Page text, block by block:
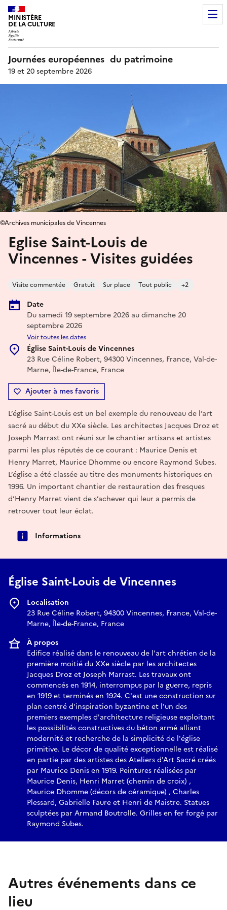
MINISTÈRE
DE LA CULTURE
Journées européennes du patrimoine
19 et 20 septembre 2026
Eglise Saint-Louis de
Vincennes - Visites guidées
Visite commentée Gratuit Sur place Tout public +2
Date
Du samedi 19 septembre 2026 au dimanche 20
septembre 2026
Voir toutes les dates
Église Saint-Louis de Vincennes
23 Rue Céline Robert, 94300 Vincennes, France, Val-de-
Marne, Île-de-France, France
Ajouter à mes favoris
©Archives municipales de Vincennes
L’église Saint-Louis est un bel exemple du renouveau de l’art
sacré au début du XXe siècle. Les architectes Jacques Droz et
Joseph Marrast ont réuni sur le chantier artisans et artistes
parmi les plus réputés de ce courant : Maurice Denis et
Henry Marret, Maurice Dhomme ou encore Raymond Subes.
L’église a été classée au titre des monuments historiques en
1996. Un important chantier de restauration des fresques
d’Henry Marret vient de s’achever qui leur a permis de
retrouver tout leur éclat.
Informations
Église Saint-Louis de Vincennes
Localisation
23 Rue Céline Robert, 94300 Vincennes, France, Val-de-
Marne, Île-de-France, France
À propos
Edifice réalisé dans le renouveau de l'art chrétien de la
première moitié du XXe siècle par les architectes
Jacques Droz et Joseph Marrast. Les travaux ont
commencés en 1914, interrompus par la guerre, repris
en 1919 et terminés en 1924. C'est une construction sur
plan centré d'inspiration byzantine et l'un des
premiers exemples d'architecture religieuse exploitant
les possibilités constructives du béton armé alliant
modernité et recherche de la simplicité de l'église
primitive. Le décor de qualité exceptionnelle est réalisé
en partie par des artistes des Ateliers d'Art Sacré créés
par Maurice Denis en 1919. Peintures réalisées par
Maurice Denis, Henri Marret (chemin de croix) ,
Maurice Dhomme (décors de céramique) , Charles
Plessard, Gabrielle Faure et Henri de Maistre. Statues
sculptées par Armand Boutrolle. Grilles en fer forgé par
Raymond Subes.
Autres événements dans ce
lieu